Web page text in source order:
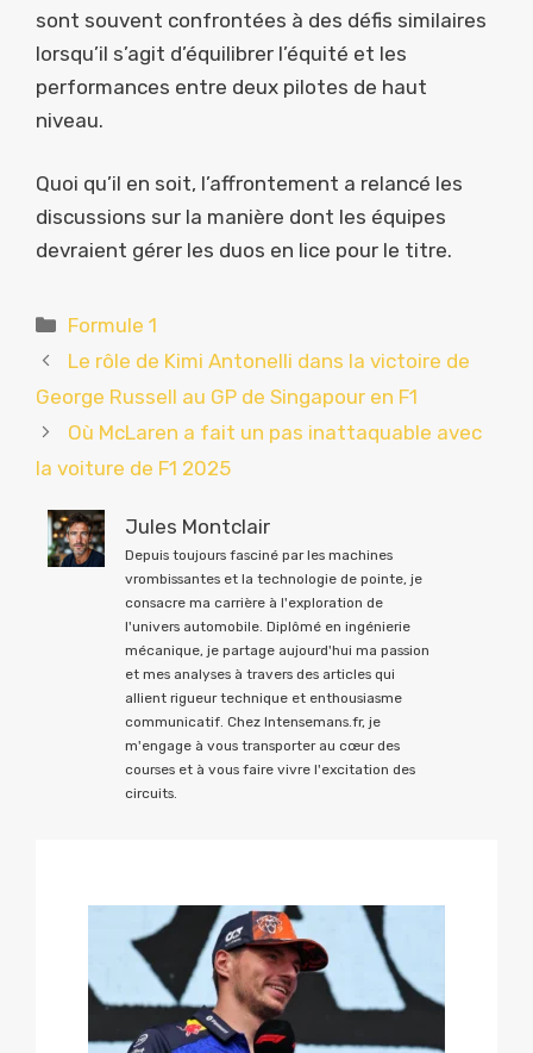
sont souvent confrontées à des défis similaires
lorsqu’il s’agit d’équilibrer l’équité et les
performances entre deux pilotes de haut
niveau.
Quoi qu’il en soit, l’affrontement a relancé les
discussions sur la manière dont les équipes
devraient gérer les duos en lice pour le titre.
Catégories
Formule 1
Le rôle de Kimi Antonelli dans la victoire de
George Russell au GP de Singapour en F1
Où McLaren a fait un pas inattaquable avec
la voiture de F1 2025
Jules Montclair
Depuis toujours fasciné par les machines
vrombissantes et la technologie de pointe, je
consacre ma carrière à l'exploration de
l'univers automobile. Diplômé en ingénierie
mécanique, je partage aujourd'hui ma passion
et mes analyses à travers des articles qui
allient rigueur technique et enthousiasme
communicatif. Chez Intensemans.fr, je
m'engage à vous transporter au cœur des
courses et à vous faire vivre l'excitation des
circuits.